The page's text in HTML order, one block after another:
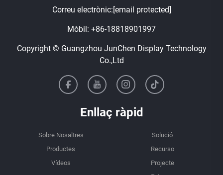
Correu electrònic: [email protected]
Mòbil: +86-18818901997
Copyright © Guangzhou JunChen Display Technology
Co.,Ltd
Enllaç ràpid
Sobre Nosaltres
Solució
Productes
Recurso
Vídeos
Projecte